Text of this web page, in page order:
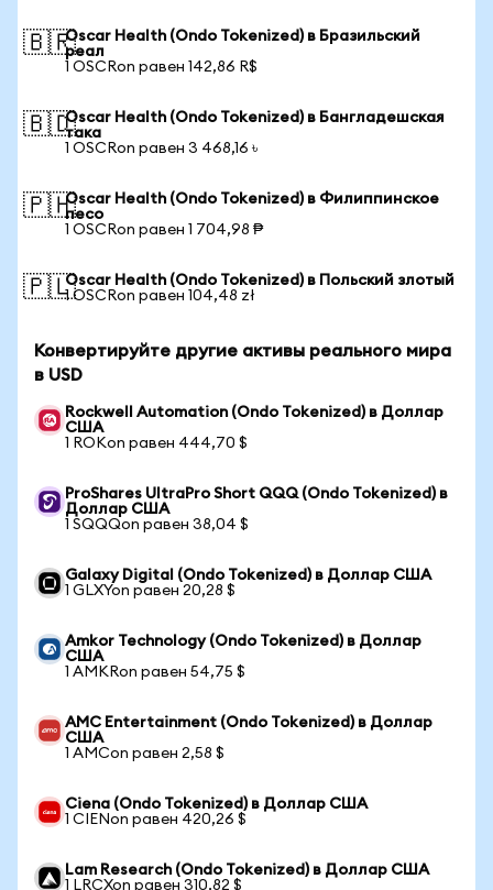
🇧🇷Oscar Health (Ondo Tokenized) в Бразильский
реал
1 OSCRon равен 142,86 R$
🇧🇩Oscar Health (Ondo Tokenized) в Бангладешская
така
1 OSCRon равен 3 468,16 ৳
🇵🇭Oscar Health (Ondo Tokenized) в Филиппинское
песо
1 OSCRon равен 1 704,98 ₱
🇵🇱Oscar Health (Ondo Tokenized) в Польский злотый
1 OSCRon равен 104,48 zł
Конвертируйте другие активы реального мира
в USD
Rockwell Automation (Ondo Tokenized) в Доллар
США
1 ROKon равен 444,70 $
ProShares UltraPro Short QQQ (Ondo Tokenized) в
Доллар США
1 SQQQon равен 38,04 $
Galaxy Digital (Ondo Tokenized) в Доллар США
1 GLXYon равен 20,28 $
Amkor Technology (Ondo Tokenized) в Доллар
США
1 AMKRon равен 54,75 $
AMC Entertainment (Ondo Tokenized) в Доллар
США
1 AMCon равен 2,58 $
Ciena (Ondo Tokenized) в Доллар США
1 CIENon равен 420,26 $
Lam Research (Ondo Tokenized) в Доллар США
1 LRCXon равен 310,82 $